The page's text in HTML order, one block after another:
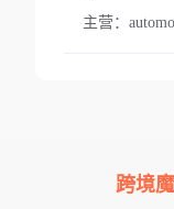
主营：
跨境魔